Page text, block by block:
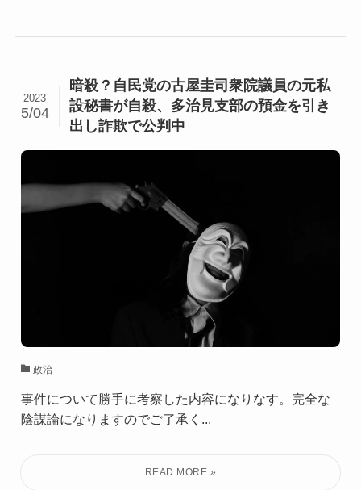
暗殺？自民党の古屋圭司衆院議員の元私
設秘書が自殺、多治見支部の預金を引き
出し詐欺で公判中
2023
5/04
政治
事件について勝手に考察した内容になりなす。完全な
陰謀論になりますのでご了承く...